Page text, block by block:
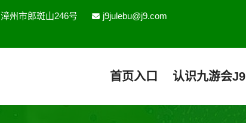
漳州市郎斑山246号 j9julebu@j9.com
首页入口 认识九游会J9